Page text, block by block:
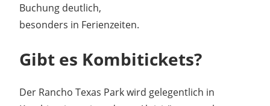
Buchung deutlich,
besonders in Ferienzeiten.
Gibt es Kombitickets?
Der Rancho Texas Park wird gelegentlich in